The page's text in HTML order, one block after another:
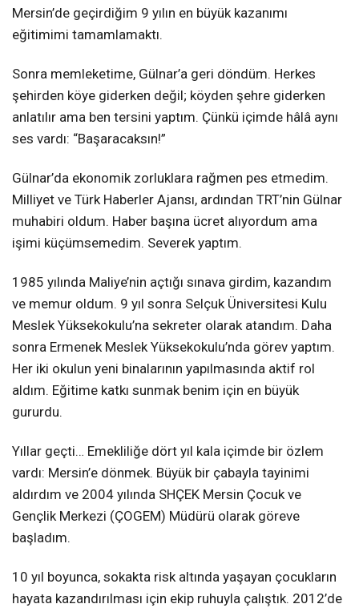
Mersin’de geçirdiğim 9 yılın en büyük kazanımı
eğitimimi tamamlamaktı.
Sonra memleketime, Gülnar’a geri döndüm. Herkes
şehirden köye giderken değil; köyden şehre giderken
anlatılır ama ben tersini yaptım. Çünkü içimde hâlâ aynı
ses vardı: “Başaracaksın!”
Gülnar’da ekonomik zorluklara rağmen pes etmedim.
Milliyet ve Türk Haberler Ajansı, ardından TRT’nin Gülnar
muhabiri oldum. Haber başına ücret alıyordum ama
işimi küçümsemedim. Severek yaptım.
1985 yılında Maliye’nin açtığı sınava girdim, kazandım
ve memur oldum. 9 yıl sonra Selçuk Üniversitesi Kulu
Meslek Yüksekokulu’na sekreter olarak atandım. Daha
sonra Ermenek Meslek Yüksekokulu’nda görev yaptım.
Her iki okulun yeni binalarının yapılmasında aktif rol
aldım. Eğitime katkı sunmak benim için en büyük
gururdu.
Yıllar geçti… Emekliliğe dört yıl kala içimde bir özlem
vardı: Mersin’e dönmek. Büyük bir çabayla tayinimi
aldırdım ve 2004 yılında SHÇEK Mersin Çocuk ve
Gençlik Merkezi (ÇOGEM) Müdürü olarak göreve
başladım.
10 yıl boyunca, sokakta risk altında yaşayan çocukların
hayata kazandırılması için ekip ruhuyla çalıştık. 2012’de